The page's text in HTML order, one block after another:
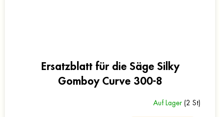
Ersatzblatt für die Säge Silky
Gomboy Curve 300-8
Auf Lager (2 St)